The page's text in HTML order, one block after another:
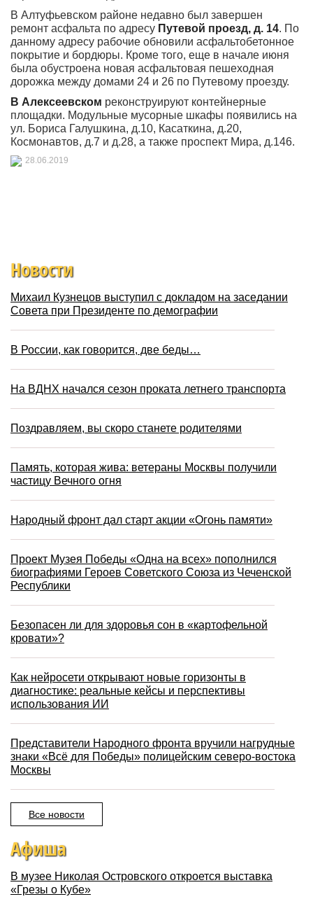
В Алтуфьевском районе недавно был завершен
ремонт асфальта по адресу Путевой проезд, д. 14. По
данному адресу рабочие обновили асфальтобетонное
покрытие и бордюры. Кроме того, еще в начале июня
была обустроена новая асфальтовая пешеходная
дорожка между домами 24 и 26 по Путевому проезду.
В Алексеевском реконструируют контейнерные
площадки. Модульные мусорные шкафы появились на
ул. Бориса Галушкина, д.10, Касаткина, д.20,
Космонавтов, д.7 и д.28, а также проспект Мира, д.146.
28.06.2019
Новости
Михаил Кузнецов выступил с докладом на заседании
Совета при Президенте по демографии
В России, как говорится, две беды…
На ВДНХ начался сезон проката летнего транспорта
Поздравляем, вы скоро станете родителями
Память, которая жива: ветераны Москвы получили
частицу Вечного огня
Народный фронт дал старт акции «Огонь памяти»
Проект Музея Победы «Одна на всех» пополнился
биографиями Героев Советского Союза из Чеченской
Республики
Безопасен ли для здоровья сон в «картофельной
кровати»?
Как нейросети открывают новые горизонты в
диагностике: реальные кейсы и перспективы
использования ИИ
Представители Народного фронта вручили нагрудные
знаки «Всё для Победы» полицейским северо-востока
Москвы
Все новости
Афиша
В музее Николая Островского откроется выставка
«Грезы о Кубе»